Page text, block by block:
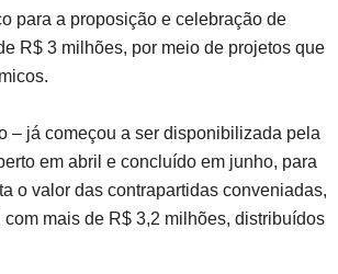
para a proposição e celebração de
R$ 3 milhões, por meio de projetos que
– já começou a ser disponibilizada pela
em abril e concluído em junho, para
o valor das contrapartidas conveniadas,
mais de R$ 3,2 milhões, distribuídos